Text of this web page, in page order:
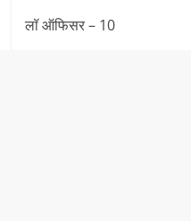
लॉ ऑफिसर – 10